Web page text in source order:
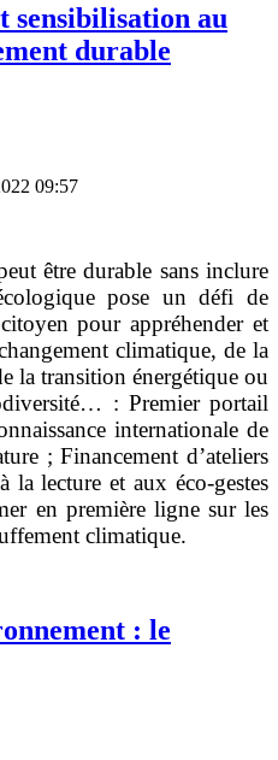
sensibilisation au
durable
09:57
être durable sans inclure
pose un défi de
pour appréhender et
climatique, de la
la transition énergétique ou
: Premier portail
internationale de
; Financement d’ateliers
la lecture et aux éco-gestes
en première ligne sur les
climatique.
: le